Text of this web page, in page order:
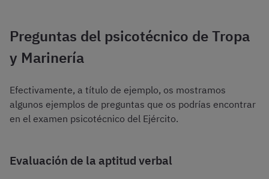
Preguntas del psicotécnico de Tropa
y Marinería
Efectivamente, a título de ejemplo, os mostramos
algunos ejemplos de preguntas que os podrías encontrar
en el examen psicotécnico del Ejército.
Evaluación de la aptitud verbal